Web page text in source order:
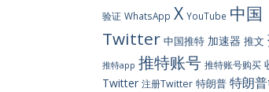
验证 WhatsApp X YouTube 中国
Twitter 中国推特 加速器 推文
推特app 推特账号 推特账号购买
Twitter 注册Twitter 特朗普 特朗